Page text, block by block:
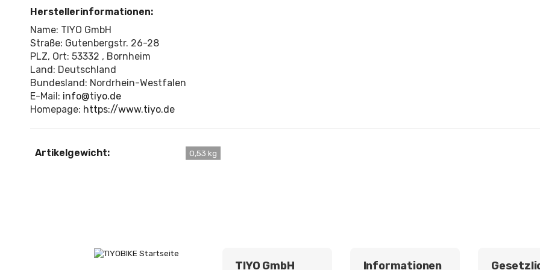
Herstellerinformationen:
Name: TIYO GmbH
Straße: Gutenbergstr. 26-28
PLZ, Ort: 53332 , Bornheim
Land: Deutschland
Bundesland: Nordrhein-Westfalen
E-Mail: info@tiyo.de
Homepage: https://www.tiyo.de
Artikelgewicht: 0,53 kg
TIYO GmbH Informationen